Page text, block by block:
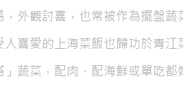
外觀討喜，也常被作為擺盤蔬
喜愛的上海菜飯也歸功於青江
蔬菜，配肉、配海鮮或單吃